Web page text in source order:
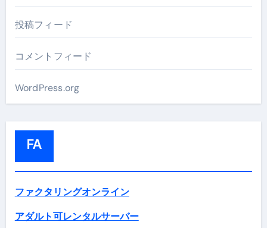
投稿フィード
コメントフィード
WordPress.org
FA
ファクタリングオンライン
アダルト可レンタルサーバー